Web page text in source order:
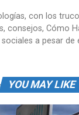
con los
consejos, Cómo
sociales a pesar
YOU MAY LIKE